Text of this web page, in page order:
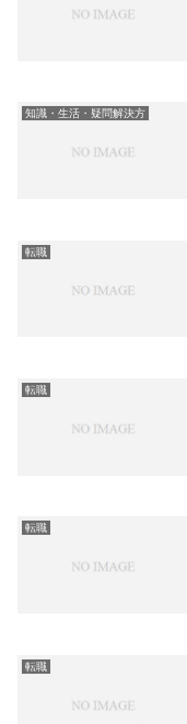
知識・生活・疑問解決方
転職
転職
転職
転職